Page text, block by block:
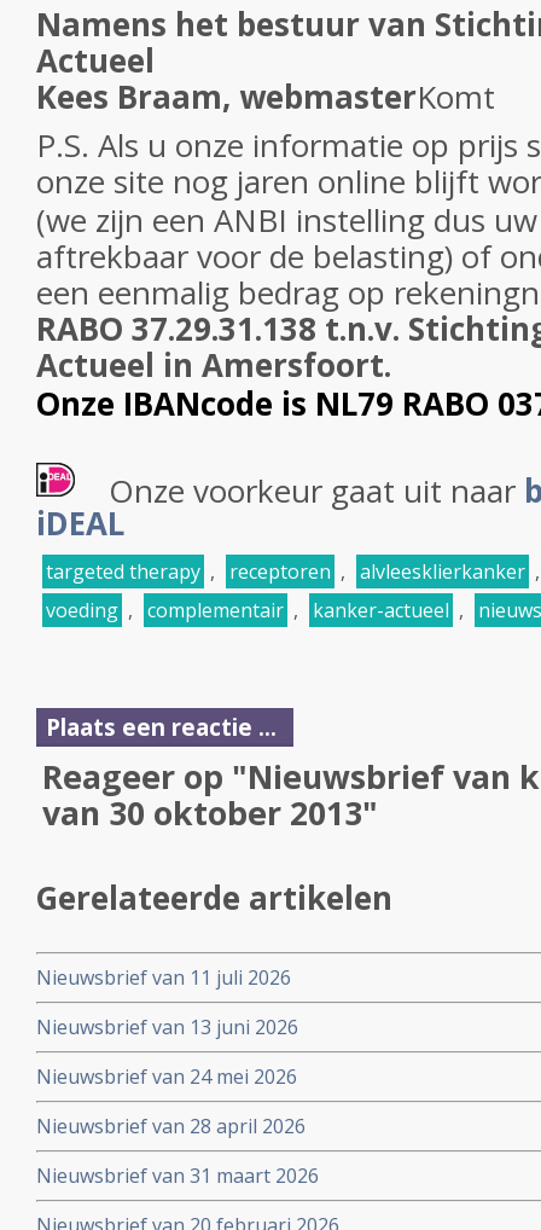
Namens het bestuur van
Actueel
Kees Braam, webmasterKomt
P.S. Als u onze informatie op prijs
onze site nog jaren online blijft
(we zijn een ANBI instelling dus
aftrekbaar voor de belasting) of
een eenmalig bedrag op
RABO 37.29.31.138 t.n.v.
Actueel in Amersfoort.
Onze IBANcode is NL79 RABO
Onze voorkeur gaat uit naar
iDEAL
targeted therapy , receptoren , alvleesklierkanker
voeding , complementair , kanker-actueel ,
Plaats een reactie ...
Reageer op "Nieuwsbrief van
van 30 oktober 2013"
Gerelateerde artikelen
Nieuwsbrief van 11 juli 2026
Nieuwsbrief van 13 juni 2026
Nieuwsbrief van 24 mei 2026
Nieuwsbrief van 28 april 2026
Nieuwsbrief van 31 maart 2026